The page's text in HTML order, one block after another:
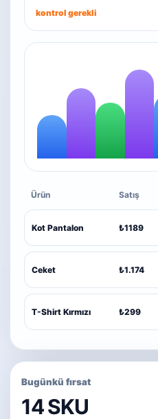
kontrol gerekli
Ürün Satış
Kot Pantalon ₺1189
Ceket ₺1.174
T-Shirt Kırmızı ₺299
Bugünkü fırsat
14 SKU